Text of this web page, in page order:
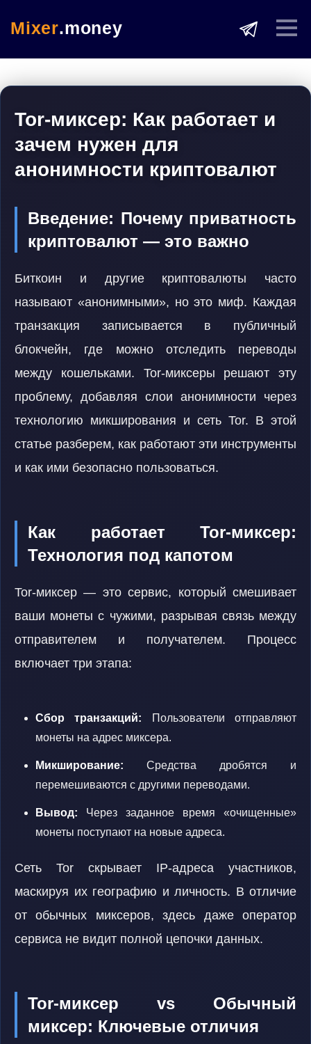
Mixer.money
Tor-миксер: Как работает и
зачем нужен для
анонимности криптовалют
Введение: Почему приватность
криптовалют — это важно
Биткоин и другие криптовалюты часто
называют «анонимными», но это миф. Каждая
транзакция записывается в публичный
блокчейн, где можно отследить переводы
между кошельками. Tor-миксеры решают эту
проблему, добавляя слои анонимности через
технологию микширования и сеть Tor. В этой
статье разберем, как работают эти инструменты
и как ими безопасно пользоваться.
Как работает Tor-миксер:
Технология под капотом
Tor-миксер — это сервис, который смешивает
ваши монеты с чужими, разрывая связь между
отправителем и получателем. Процесс
включает три этапа:
Сбор транзакций: Пользователи отправляют
монеты на адрес миксера.
Микширование: Средства дробятся и
перемешиваются с другими переводами.
Вывод: Через заданное время «очищенные»
монеты поступают на новые адреса.
Сеть Tor скрывает IP-адреса участников,
маскируя их географию и личность. В отличие
от обычных миксеров, здесь даже оператор
сервиса не видит полной цепочки данных.
Tor-миксер vs Обычный
миксер: Ключевые отличия